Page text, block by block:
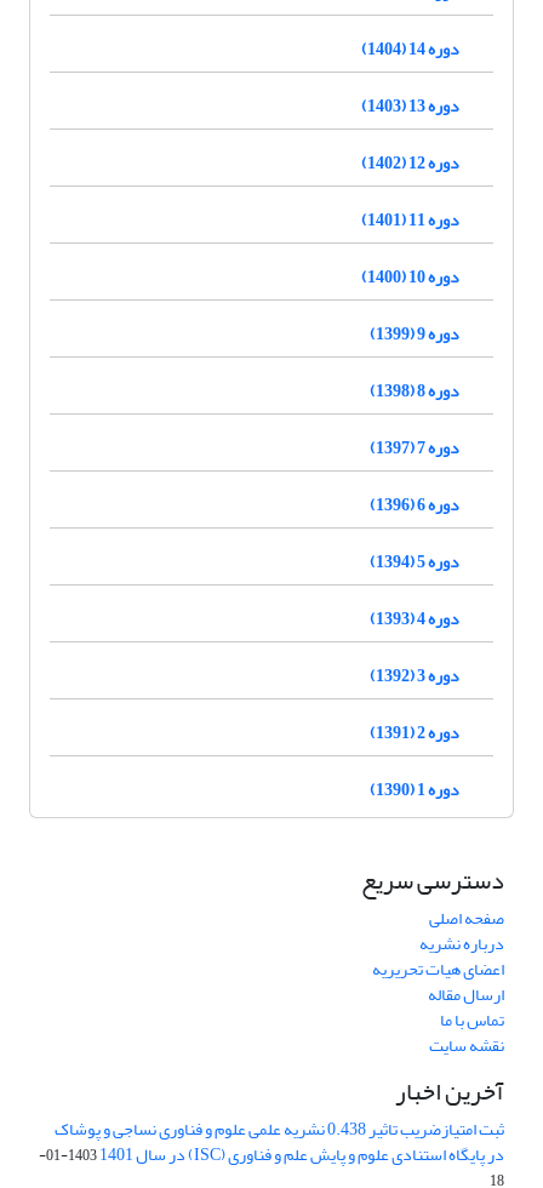
دوره 14 (1404)
دوره 13 (1403)
دوره 12 (1402)
دوره 11 (1401)
دوره 10 (1400)
دوره 9 (1399)
دوره 8 (1398)
دوره 7 (1397)
دوره 6 (1396)
دوره 5 (1394)
دوره 4 (1393)
دوره 3 (1392)
دوره 2 (1391)
دوره 1 (1390)
دسترسی سریع
صفحه اصلی
درباره نشریه
اعضای هیات تحریریه
ارسال مقاله
تماس با ما
نقشه سایت
آخرین اخبار
ثبت امتیازضریب تاثیر 0.438 نشریه علمی علوم و فناوری نساجی و پوشاک
در پایگاه استنادی علوم و پایش علم و فناوری (ISC) در سال 1401
1403-01-
18